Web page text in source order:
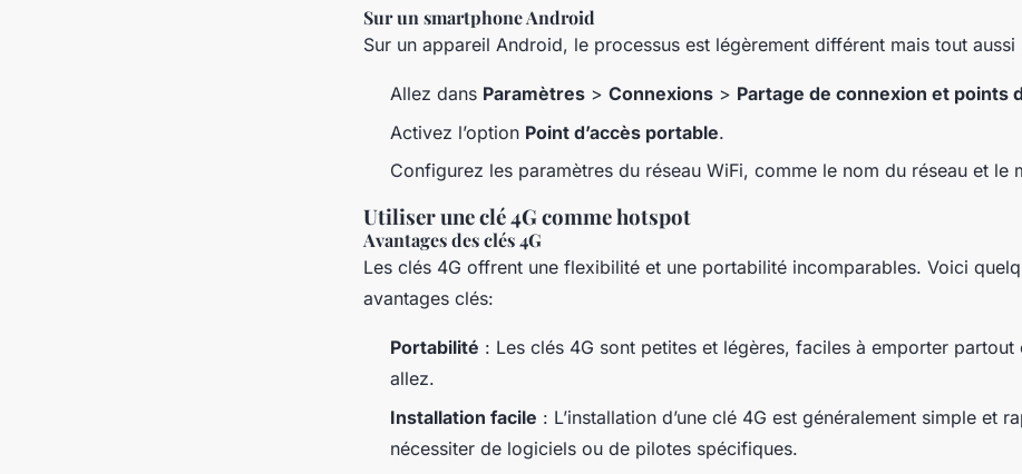
Sur un smartphone Android
Sur un appareil Android, le processus est légèrement différent mais tout aussi
Allez dans Paramètres > Connexions > Partage de connexion et points
Activez l’option Point d’accès portable.
Configurez les paramètres du réseau WiFi, comme le nom du réseau et le
Utiliser une clé 4G comme hotspot
Avantages des clés 4G
Les clés 4G offrent une flexibilité et une portabilité incomparables. Voici
avantages clés:
Portabilité : Les clés 4G sont petites et légères, faciles à emporter partout
allez.
Installation facile : L’installation d’une clé 4G est généralement simple et
nécessiter de logiciels ou de pilotes spécifiques.